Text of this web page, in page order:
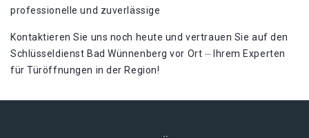
professionelle und zuverlässige
Kontaktieren Sie uns noch heute und vertrauen Sie auf den
Schlüsseldienst Bad Wünnenberg vor Ort ⏤ Ihrem Experten
für Türöffnungen in der Region!​